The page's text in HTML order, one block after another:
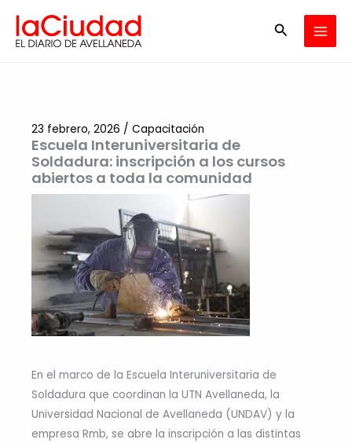
contenido
Buscar
Escuela Interuniversitaria de
Soldadura: inscripción a los cursos
abiertos a toda la comunidad
23 febrero, 2026 / Capacitación
En el marco de la Escuela Interuniversitaria de
Soldadura que coordinan la UTN Avellaneda, la
Universidad Nacional de Avellaneda (UNDAV) y la
empresa Rmb, se abre la inscripción a las distintas